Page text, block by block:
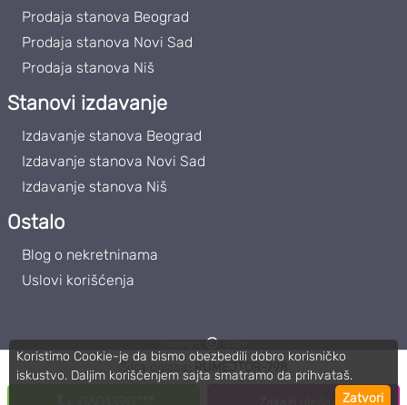
Šifra oglasa: RUMEJTOR-798
Prodaja stanova Beograd
Prodaja stanova Novi Sad
Prodaja stanova Niš
Stanovi izdavanje
Izdavanje stanova Beograd
Izdavanje stanova Novi Sad
Izdavanje stanova Niš
Ostalo
Blog o nekretninama
Uslovi korišćenja
Roommateor | PIB: 111859102
Koristimo Cookie-je da bismo obezbedili dobro korisničko
iskustvo. Daljim korišćenjem sajta smatramo da prihvataš.
Zatvori